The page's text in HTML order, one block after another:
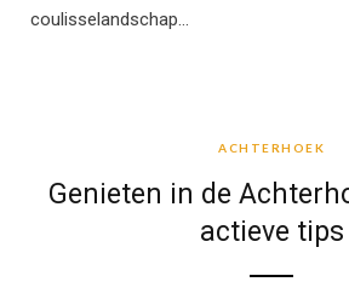
coulisselandschap…
ACHTERHOEK
Genieten in de
actieve tips